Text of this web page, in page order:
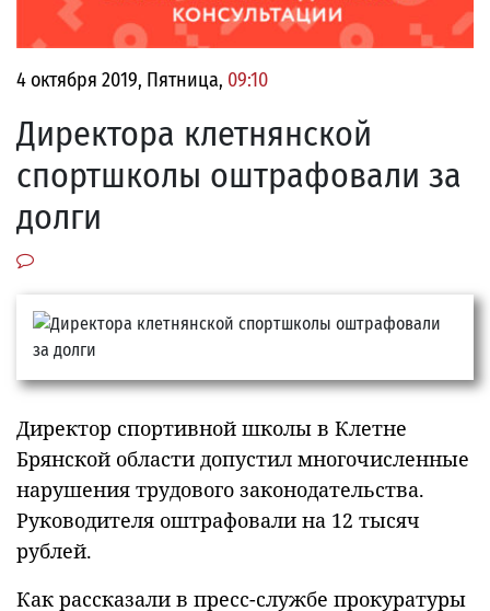
4 октября 2019, Пятница, 09:10
Директора клетнянской
спортшколы оштрафовали за
долги
Директор спортивной школы в Клетне
Брянской области допустил многочисленные
нарушения трудового законодательства.
Руководителя оштрафовали на 12 тысяч
рублей.
Как рассказали в пресс-службе прокуратуры